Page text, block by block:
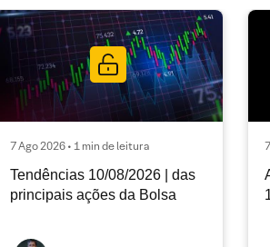
7 Ago 2026 • 1 min de leitura
Tendências 10/08/2026 | das
principais ações da Bolsa